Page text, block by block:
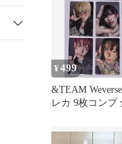
¥499
&TEAM
レカ 9枚コンプ